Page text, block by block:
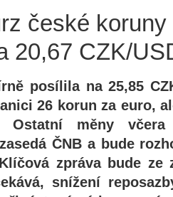
české koruny
20,67 CZK/
posílila na 25,85
26 korun za euro,
Ostatní měny
ČNB a bude
zpráva bude ze
snížení